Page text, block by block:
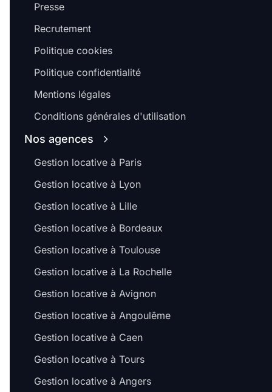
Presse
Recrutement
Politique cookies
Politique confidentialité
Mentions légales
Conditions générales d'utilisation
Nos agences
Gestion locative à Paris
Gestion locative à Lyon
Gestion locative à Lille
Gestion locative à Bordeaux
Gestion locative à Toulouse
Gestion locative à La Rochelle
Gestion locative à Avignon
Gestion locative à Angoulême
Gestion locative à Caen
Gestion locative à Tours
Gestion locative à Angers